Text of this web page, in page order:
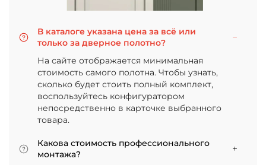
В каталоге указана цена за всё или
только за дверное полотно?
На сайте отображается минимальная
стоимость самого полотна. Чтобы узнать,
сколько будет стоить полный комплект,
воспользуйтесь конфигуратором
непосредственно в карточке выбранного
товара.
Какова стоимость профессионального
монтажа?